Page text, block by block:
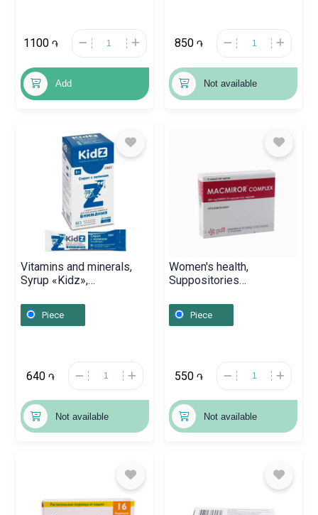
1100 ֏
Add
850 ֏
Not available
Vitamins and minerals,
Syrup «Kidz»,
Piece
640 ֏
Not available
Women's health,
Suppositories
Ֆինլանդիա
Piece
550 ֏
Not available